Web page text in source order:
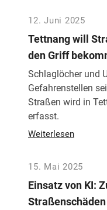
12. Juni 2025
Tettnang will
den Griff
Schlaglöcher und
Gefahrenstellen
Straßen wird in
erfasst.
Weiterlesen
15. Mai 2025
Einsatz von KI:
Straßenschäden